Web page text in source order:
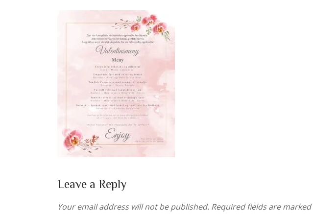
Leave a Reply
Your email address will not be published. Required fields are marked